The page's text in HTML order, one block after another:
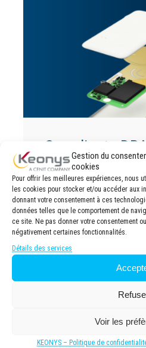
Gestion du
cookies
Pour offrir les meilleures expériences, nous
les cookies pour stocker et/ou accéder aux
donnant votre consentement à ces
données telles que le comportement de
ce site. Ne pas donner votre consentement
négativement certaines fonctionnalités.
Détails des services
Voir les
KEONYS – Politique de
Cas client :